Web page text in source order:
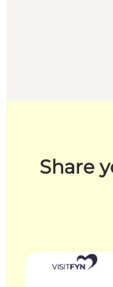
Share